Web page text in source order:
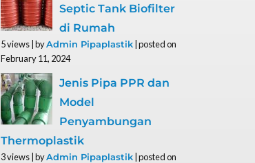
Septic Tank Biofilter
di Rumah
5 views byAdmin Pipaplastik posted on
February 11, 2024
Jenis Pipa PPR dan
Model
Penyambungan
Thermoplastik
3 views byAdmin Pipaplastik posted on